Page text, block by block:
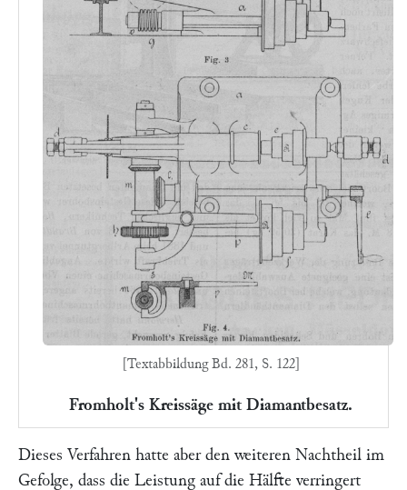
[Textabbildung Bd. 281, S. 122]
Fromholt's Kreissäge mit Diamantbesatz.
Dieses Verfahren hatte aber den weiteren Nachtheil im
Gefolge, dass die Leistung auf die Hälfte verringert